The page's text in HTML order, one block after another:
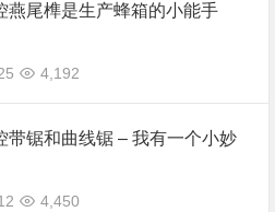
燕尾榫是生产蜂箱的小能手
4,192
带锯和曲线锯 – 我有一个小妙
4,450